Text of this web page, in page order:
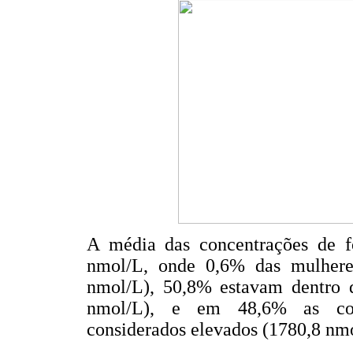
A média das concentrações
nmol/L, onde 0,6% das
nmol/L), 50,8% estavam
nmol/L), e em 48,6% as
considerados elevados (1780,8